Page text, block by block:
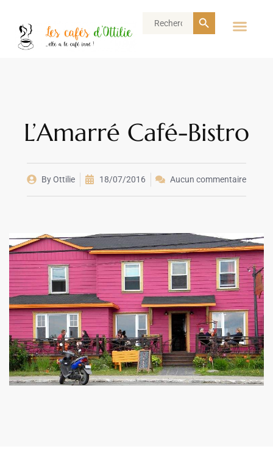
Search
Search Button
L’Amarré Café-Bistro
ByOttilie 18/07/2016 Aucun commentaire